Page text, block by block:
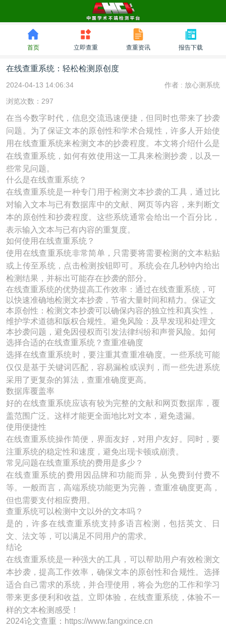
首页 立即查重 查重资讯 报告下载
在线查重系统：轻松检测原创度
2024-04-13 14:06:34 作者 : 放心测系统
浏览次数：297
在当今数字时代，信息交流迅速便捷，但同时也带来了抄袭
问题。为了保证文本的原创性和学术合规性，许多人开始使
用在线查重系统来检测文本的抄袭程度。本文将介绍什么是
在线查重系统，如何有效使用这一工具来检测抄袭，以及一
些常见问题。
什么是在线查重系统？
在线查重系统是一种专门用于检测文本抄袭的工具，通过比
对输入文本与已有数据库中的文献、网页等内容，来判断文
本的原创性和抄袭程度。这些系统通常会给出一个百分比，
表示输入文本与已有内容的重复度。
如何使用在线查重系统？
使用在线查重系统非常简单，只需要将需要检测的文本粘贴
或上传至系统，点击检测按钮即可。系统会在几秒钟内给出
检测结果，并标出可能存在抄袭的部分。
在线查重系统的优势提高工作效率：通过在线查重系统，可
以快速准确地检测文本抄袭，节省大量时间和精力。保证文
本原创性：检测文本抄袭可以确保内容的独立性和真实性，
维护学术道德和版权合规性。避免风险：及早发现和处理文
本抄袭问题，避免因侵权而引发法律纠纷和声誉风险。如何
选择合适的在线查重系统？查重准确度
选择在线查重系统时，要注重其查重准确度。一些系统可能
仅仅是基于关键词匹配，容易漏检或误判，而一些先进系统
采用了更复杂的算法，查重准确度更高。
数据库覆盖率
好的在线查重系统应该有较为完整的文献和网页数据库，覆
盖范围广泛。这样才能更全面地比对文本，避免遗漏。
使用便捷性
在线查重系统操作简便，界面友好，对用户友好。同时，要
注重系统的稳定性和速度，避免出现卡顿或崩溃。
常见问题在线查重系统的费用是多少？
在线查重系统的费用因品牌和功能而异，从免费到付费不
等。一般而言，高端系统功能更为完善，查重准确度更高，
但也需要支付相应费用。
查重系统可以检测中文以外的文本吗？
是的，许多在线查重系统支持多语言检测，包括英文、日
文、法文等，可以满足不同用户的需求。
结论
在线查重系统是一种强大的工具，可以帮助用户有效检测文
本抄袭，提高工作效率，确保文本的原创性和合规性。选择
适合自己需求的系统，并合理使用，将会为您的工作和学习
带来更多便利和收益。立即体验，在线查重系统，体验不一
样的文本检测感受！
2024论文查重：https://www.fangxince.cn